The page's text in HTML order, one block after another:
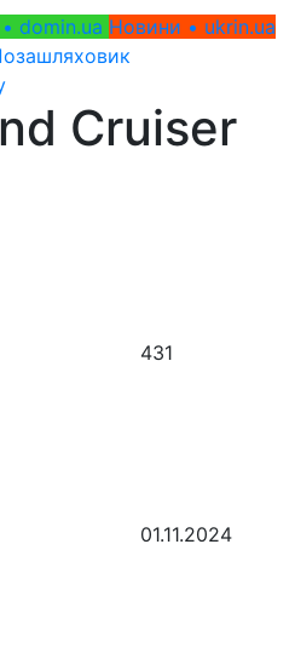
domin.ua Новини • ukrin.ua
Cruiser
431
01.11.2024